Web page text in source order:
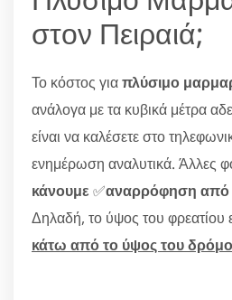
στον Πειραιά;
Το κόστος γιαπλύσιμο
ανάλογα με τα κυβικά μέτρα
είναι να καλέσετε στο
ενημέρωση αναλυτικά. Άλλες
κάνουμε ✅αναρρόφηση από
Δηλαδή, το ύψος του φρεατίου
κάτω από το ύψος του